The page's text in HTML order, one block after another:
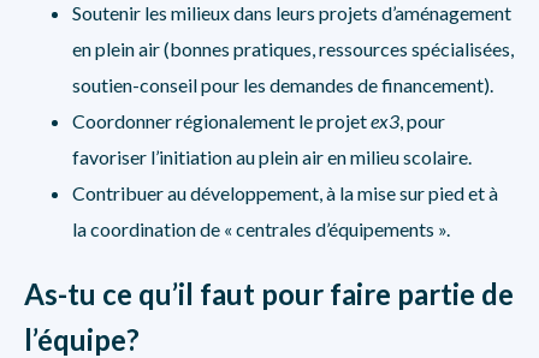
Soutenir les milieux dans leurs projets d’aménagement
en plein air (bonnes pratiques, ressources spécialisées,
soutien-conseil pour les demandes de financement).
Coordonner régionalement le projetex3, pour
favoriser l’initiation au plein air en milieu scolaire.
Contribuer au développement, à la mise sur pied et à
la coordination de « centrales d’équipements ».
As-tu ce qu’il faut pour faire partie de
l’équipe?